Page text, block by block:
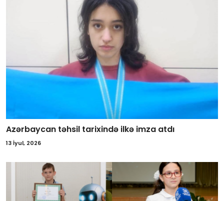
Azərbaycan təhsil tarixində ilkə imza atdı
13 İyul, 2026